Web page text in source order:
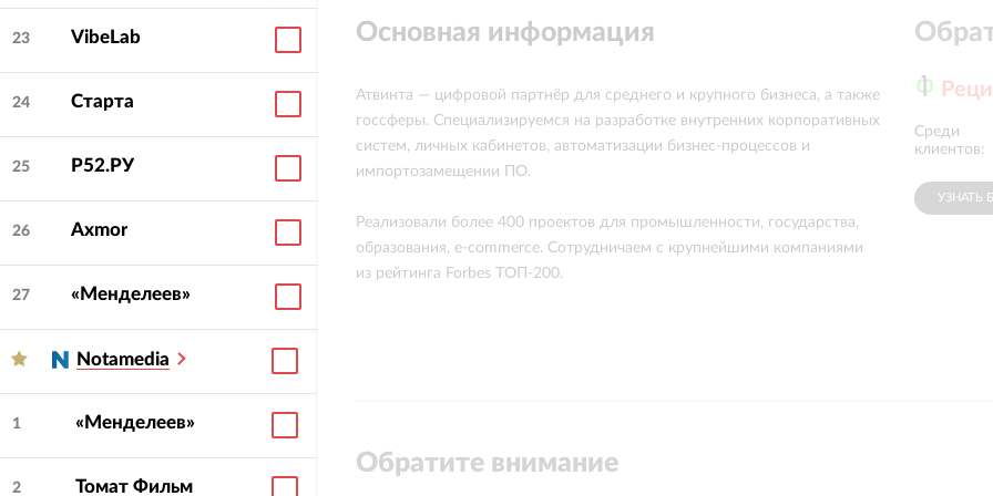
23 VibeLab
24 Старта
25 Р52.РУ
26 Axmor
27 «Менделеев»
Notamedia
1 «Менделеев»
2 Томат Фильм
Основная информация
Атвинта — цифровой партнёр для среднего и крупного бизнеса, а также
госсферы. Специализируемся на разработке внутренних корпоративных
систем, личных кабинетов, автоматизации бизнес-процессов и
импортозамещении ПО.
Реализовали более 400 проектов для промышленности, государства,
образования, e-commerce. Сотрудничаем с крупнейшими компаниями
из рейтинга Forbes ТОП-200.
Среди
клиентов:
Мой Бизнес
УЗНАТЬ
Обратите внимание